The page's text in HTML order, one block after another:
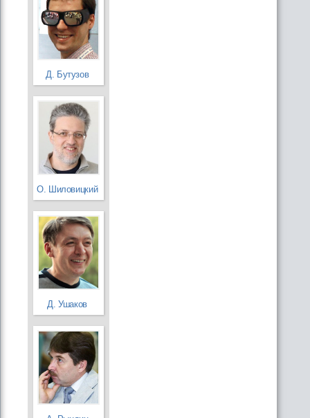
Д. Бутузов
О. Шиловицкий
Д. Ушаков